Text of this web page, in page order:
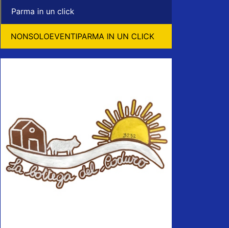
Parma in un click
NONSOLOEVENTIPARMA IN UN CLICK